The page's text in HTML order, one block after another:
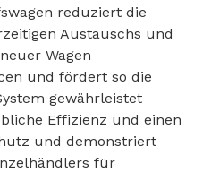
reduziert die
Austauschs und
Wagen
und fördert so die
gewährleistet
Effizienz und einen
und demonstriert
für